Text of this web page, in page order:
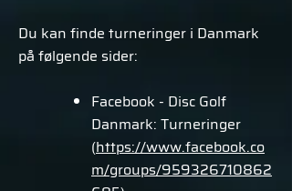
Du kan finde turneringer i Danmark
på følgende sider:
Facebook - Disc Golf
Danmark: Turneringer
(https://www.facebook.co
m/groups/959326710862